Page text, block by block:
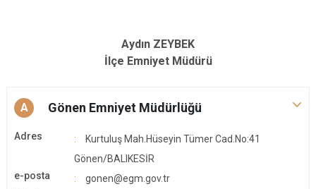
Aydın ZEYBEK
İlçe Emniyet Müdürü
A Gönen Emniyet Müdürlüğü
Adres
Kurtuluş Mah.Hüseyin Tümer Cad.No:41
Gönen/BALIKESİR
e-posta
gonen@egm.gov.tr